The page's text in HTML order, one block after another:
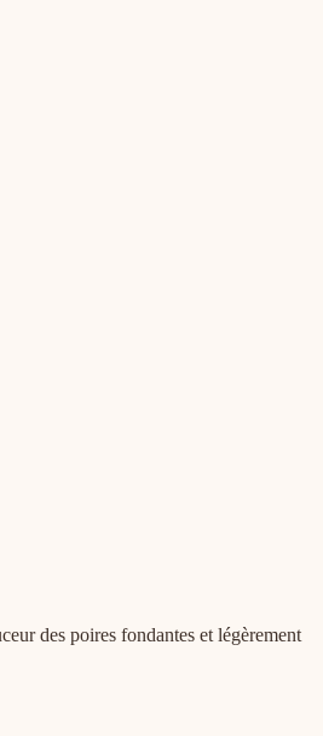
des poires fondantes et légèrement